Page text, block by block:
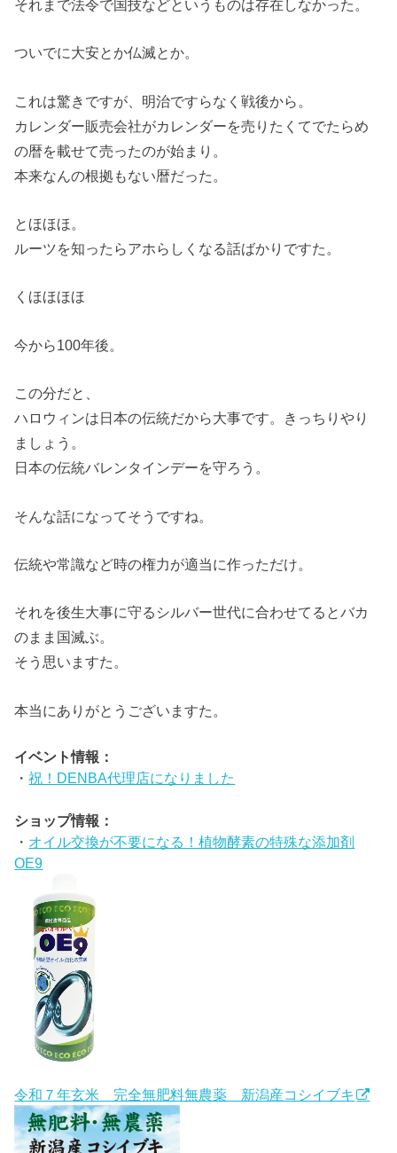
それまで法令で国技などというものは存在しなかった。
ついでに大安とか仏滅とか。
これは驚きですが、明治ですらなく戦後から。
カレンダー販売会社がカレンダーを売りたくてでたらめ
の暦を載せて売ったのが始まり。
本来なんの根拠もない暦だった。
とほほほ。
ルーツを知ったらアホらしくなる話ばかりですた。
くほほほほ
今から100年後。
この分だと、
ハロウィンは日本の伝統だから大事です。きっちりやり
ましょう。
日本の伝統バレンタインデーを守ろう。
そんな話になってそうですね。
伝統や常識など時の権力が適当に作っただけ。
それを後生大事に守るシルバー世代に合わせてるとバカ
のまま国滅ぶ。
そう思いますた。
本当にありがとうございますた。
イベント情報：
・祝！DENBA代理店になりました
ショップ情報：
・ オイル交換が不要になる！植物酵素の特殊な添加剤
OE9
令和７年玄米 完全無肥料無農薬 新潟産コシイブキ